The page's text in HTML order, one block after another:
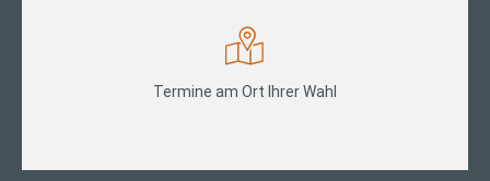
Termine am Ort Ihrer Wahl